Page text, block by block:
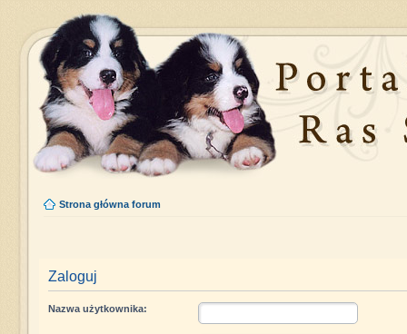
Strona główna forum
Zaloguj
Nazwa użytkownika: